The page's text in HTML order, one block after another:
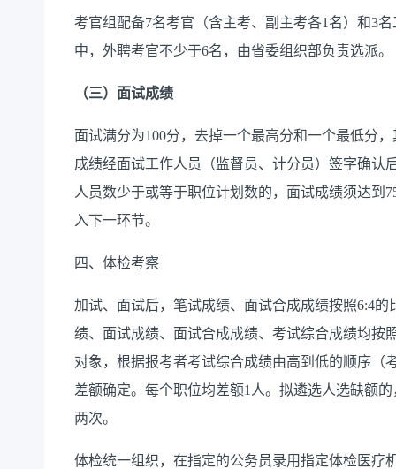
考官组配备7名考官（含主考、副主考各1 名）和3名
中， 外聘考官不少于6名 ， 由省委组织部负责选派。
（三）面试成绩
面试满分为100分，去掉一个最高分和一个最低分
成绩经面试工作人员（监督员、计分员）签字确认
人员数少于或等于职位计划数的，面试成绩须达到
入下一环节。
四、 体检考察
加试、 面试后，笔试成绩、面试合成成绩按照6:4的
绩、面试成绩、面试合成成绩、考试综合成绩均按
对象 ， 根据报考者考试综合成绩由高到低的顺序（
差额确定。每个职位均差额1 人。 拟遴选人选缺额的
两次。
体检统一组织， 在指定的公务员录用指定体检医疗